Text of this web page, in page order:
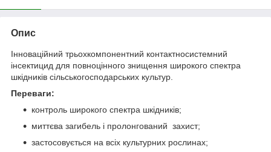
Опис
Інноваційний трьохкомпонентний контактносистемний
інсектицид для повноцінного знищення широкого спектра
шкідників сільськогосподарських культур.
Переваги:
контроль широкого спектра шкідників;
миттєва загибель і пролонгований захист;
застосовується на всіх культурних рослинах;